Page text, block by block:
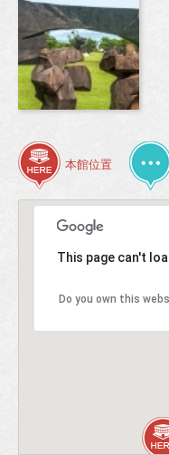
本館位置
This page can't
Do you own this